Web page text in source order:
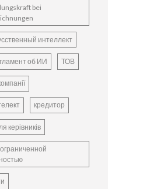
bei
интеллект
об ИИ ТОВ
кредитор
керівників